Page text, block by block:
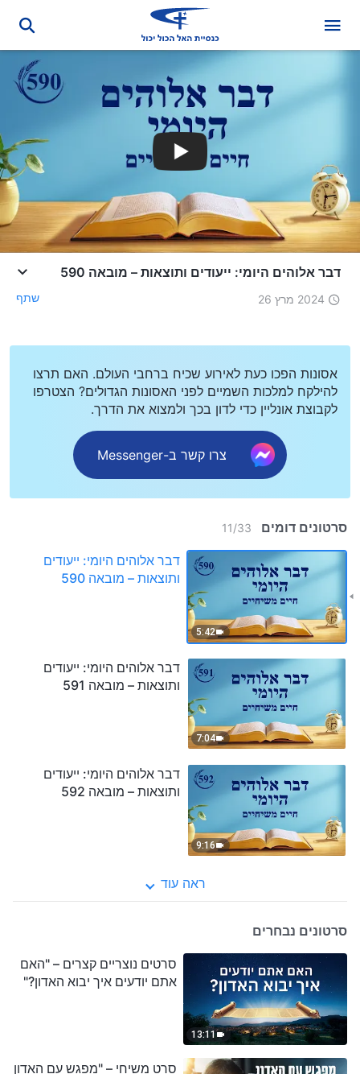
דבר אלוהים היומי: ייעודים ותוצאות – מובאה 590
2024 מרץ 26 שתף
אסונות הפכו כעת לאירוע שכיח ברחבי העולם. האם תרצו
להילקח למלכות השמיים לפני האסונות הגדולים? הצטרפו
לקבוצת אונליין כדי לדון בכך ולמצוא את הדרך.
צרו קשר ב-Messenger
סרטונים דומים 11/33
5:42
דבר אלוהים היומי: ייעודים
ותוצאות – מובאה 590
7:04
דבר אלוהים היומי: ייעודים
ותוצאות – מובאה 591
9:16
דבר אלוהים היומי: ייעודים
ותוצאות – מובאה 592
ראה עוד
סרטונים נבחרים
13:11
סרטים נוצריים קצרים – "האם
אתם יודעים איך יבוא האדון?"
סרט משיחי – "מפגש עם האדון